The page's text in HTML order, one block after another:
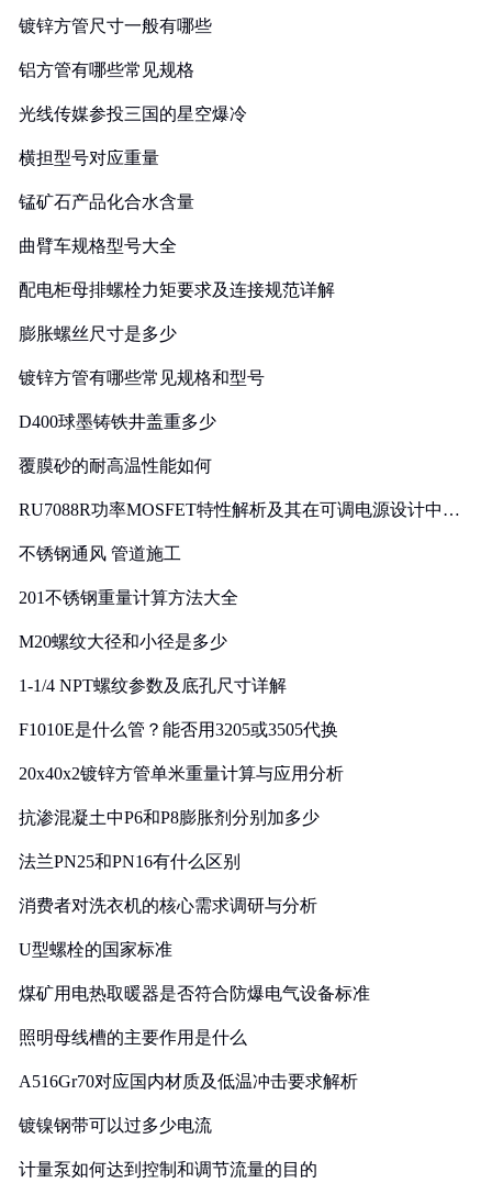
镀锌方管尺寸一般有哪些
铝方管有哪些常见规格
光线传媒参投三国的星空爆冷
横担型号对应重量
锰矿石产品化合水含量
曲臂车规格型号大全
配电柜母排螺栓力矩要求及连接规范详解
膨胀螺丝尺寸是多少
镀锌方管有哪些常见规格和型号
D400球墨铸铁井盖重多少
覆膜砂的耐高温性能如何
RU7088R功率MOSFET特性解析及其在可调电源设计中的
不锈钢通风 管道施工
201不锈钢重量计算方法大全
M20螺纹大径和小径是多少
1-1/4 NPT螺纹参数及底孔尺寸详解
F1010E是什么管？能否用3205或3505代换
20x40x2镀锌方管单米重量计算与应用分析
抗渗混凝土中P6和P8膨胀剂分别加多少
法兰PN25和PN16有什么区别
消费者对洗衣机的核心需求调研与分析
U型螺栓的国家标准
煤矿用电热取暖器是否符合防爆电气设备标准
照明母线槽的主要作用是什么
A516Gr70对应国内材质及低温冲击要求解析
镀镍钢带可以过多少电流
计量泵如何达到控制和调节流量的目的